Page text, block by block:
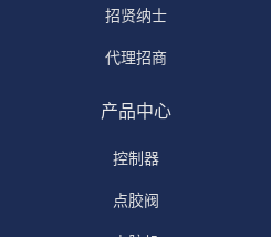
招贤纳士
代理招商
产品中心
控制器
点胶阀